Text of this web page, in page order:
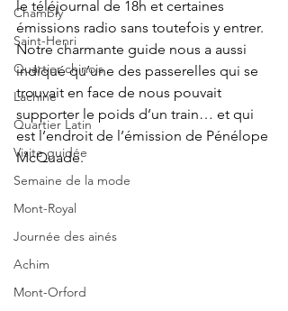
Chambly
Saint-Henri
Quartier chinois
Lachine
Quartier Latin
Visite guidée
Semaine de la mode
Mont-Royal
Journée des ainés
Achim
Mont-Orford
le téléjournal de 18h et certaines
émissions radio sans toutefois y entrer.
Notre charmante guide nous a aussi
indiqué qu’une des passerelles qui se
trouvait en face de nous pouvait
supporter le poids d’un train… et qui
est l’endroit de l’émission de Pénélope
McQuade.